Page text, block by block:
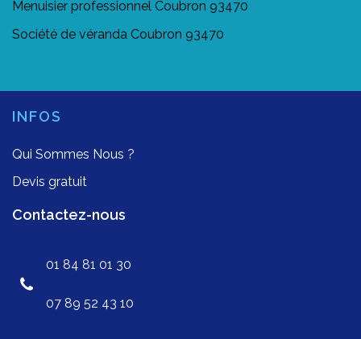
Menuisier professionnel Coubron 93470
Société de véranda Coubron 93470
INFOS
Qui Sommes Nous ?
Devis gratuit
Contactez-nous
01 84 81 01 30
07 89 52 43 10